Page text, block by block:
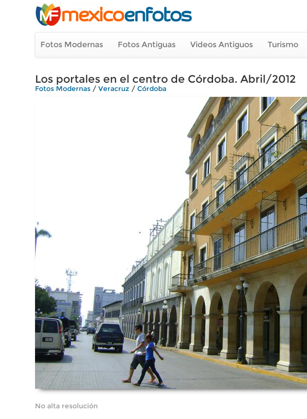
Fotos Modernas Fotos Antiguas Videos Antiguos Turismo
Los portales en el centro de Córdoba. Abril/2012
Fotos Modernas / Veracruz / Córdoba
No alta resolución